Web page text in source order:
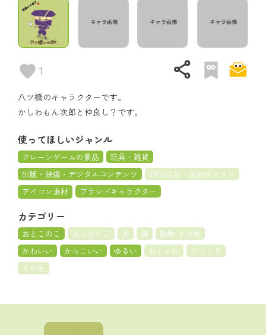
1 share
八ツ橋のキャラクターです。
かしわもん次郎と仲良し？です。
使ってほしいジャンル
クレーンゲームの景品
玩具・雑貨
出版・映像・デジタルコンテンツ
WEB広告・告知ポスター
アイコン素材
ブランドキャラクター
カテゴリー
おとこのこ おんなのこ 犬 猫
動物 その他
かわいい
かっこいい ゆるい おしゃれ
びっくり
その他